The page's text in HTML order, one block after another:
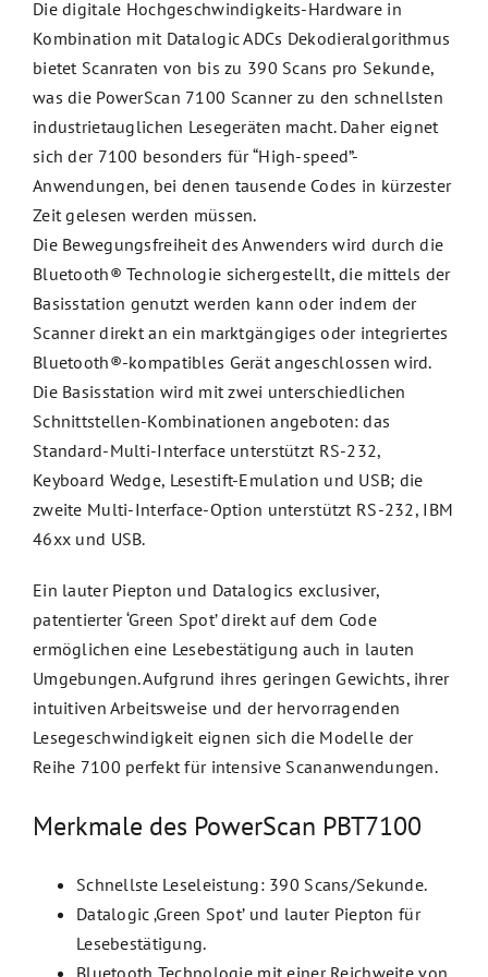
Die digitale Hochgeschwindigkeits-Hardware in
Kombination mit Datalogic ADCs Dekodieralgorithmus
bietet Scanraten von bis zu 390 Scans pro Sekunde,
was die PowerScan 7100 Scanner zu den schnellsten
industrietauglichen Lesegeräten macht. Daher eignet
sich der 7100 besonders für “High-speed”-
Anwendungen, bei denen tausende Codes in kürzester
Zeit gelesen werden müssen.
Die Bewegungsfreiheit des Anwenders wird durch die
Bluetooth® Technologie sichergestellt, die mittels der
Basisstation genutzt werden kann oder indem der
Scanner direkt an ein marktgängiges oder integriertes
Bluetooth®-kompatibles Gerät angeschlossen wird.
Die Basisstation wird mit zwei unterschiedlichen
Schnittstellen-Kombinationen angeboten: das
Standard-Multi-Interface unterstützt RS-232,
Keyboard Wedge, Lesestift-Emulation und USB; die
zweite Multi-Interface-Option unterstützt RS-232, IBM
46xx und USB.
Ein lauter Piepton und Datalogics exclusiver,
patentierter ‘Green Spot’ direkt auf dem Code
ermöglichen eine Lesebestätigung auch in lauten
Umgebungen. Aufgrund ihres geringen Gewichts, ihrer
intuitiven Arbeitsweise und der hervorragenden
Lesegeschwindigkeit eignen sich die Modelle der
Reihe 7100 perfekt für intensive Scananwendungen.
Merkmale des PowerScan PBT7100
Schnellste Leseleistung: 390 Scans/Sekunde.
Datalogic ‚Green Spot’ und lauter Piepton für
Lesebestätigung.
Bluetooth Technologie mit einer Reichweite von